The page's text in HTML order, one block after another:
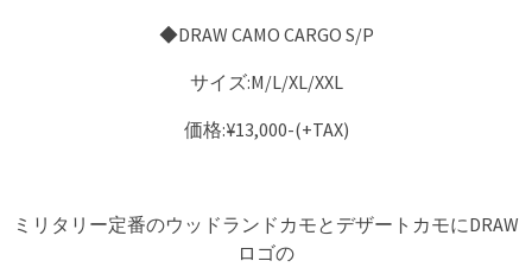
◆DRAW CAMO CARGO S/P
サイズ:M/L/XL/XXL
価格:¥13,000-(+TAX)
ミリタリー定番のウッドランドカモとデザートカモにDRAW
ロゴの